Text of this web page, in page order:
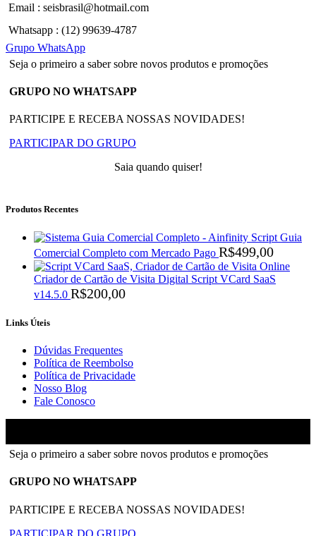
Email : seisbrasil@hotmail.com
Whatsapp : (12) 99639-4787
Grupo WhatsApp
Seja o primeiro a saber sobre novos produtos e promoções
GRUPO NO WHATSAPP
PARTICIPE E RECEBA NOSSAS NOVIDADES!
PARTICIPAR DO GRUPO
Saia quando quiser!
Produtos Recentes
Script Guia
Comercial Completo com Mercado Pago R$499,00
Criador de Cartão de Visita Digital Script VCard SaaS
v14.5.0 R$200,00
Links Úteis
Dúvidas Frequentes
Política de Reembolso
Política de Privacidade
Nosso Blog
Fale Conosco
Seja o primeiro a saber sobre novos produtos e promoções
GRUPO NO WHATSAPP
PARTICIPE E RECEBA NOSSAS NOVIDADES!
PARTICIPAR DO GRUPO